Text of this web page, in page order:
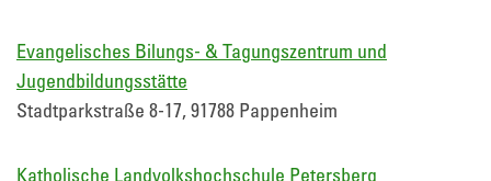
Evangelisches Bilungs- & Tagungszentrum und
Jugendbildungsstätte
Stadtparkstraße 8-17, 91788 Pappenheim
Katholische Landvolkshochschule Petersberg